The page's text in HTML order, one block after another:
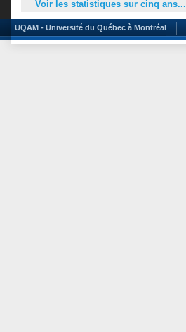
Voir les statistiques sur cinq ans...
UQAM - Université du Québec à Montréal